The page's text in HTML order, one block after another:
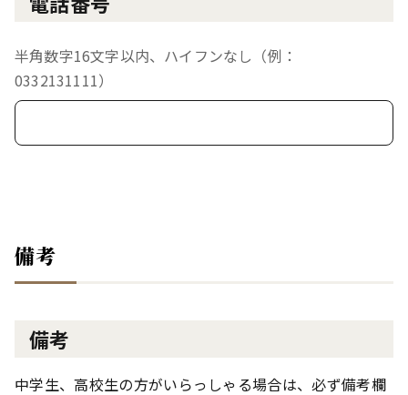
半角数字16文字以内、ハイフンなし（例：
0332131111）
備考
備考
中学生、高校生の方がいらっしゃる場合は、必ず備考欄